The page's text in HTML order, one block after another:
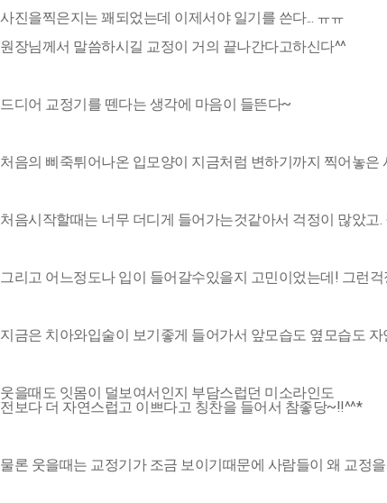
사진을찍은지는 꽤되었는데 이제서야 일기를 쓴다... ㅠㅠ
원장님께서 말씀하시길 교정이 거의 끝나간다고하신다^^
드디어 교정기를 뗀다는 생각에 마음이 들뜬다~
처음의 삐죽튀어나온 입모양이 지금처럼 변하기까지 찍어놓은
처음시작할때는 너무 더디게 들어가는것같아서 걱정이 많았고.
그리고 어느정도나 입이 들어갈수있을지 고민이었는데! 그런
지금은 치아와입술이 보기좋게 들어가서 앞모습도 옆모습도
웃을때도 잇몸이 덜보여서인지 부담스럽던 미소라인도
전보다 더 자연스럽고 이쁘다고 칭찬을 들어서 참좋당~!!^^*
물론 웃을때는 교정기가 조금 보이기때문에 사람들이 왜 교정